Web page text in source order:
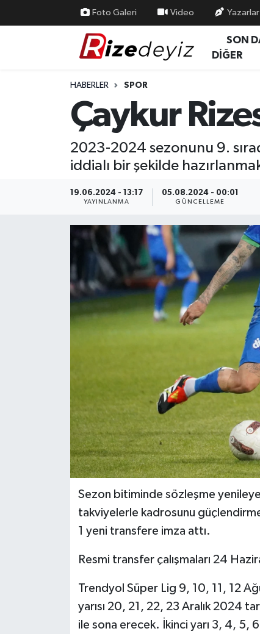
Foto Galeri Video Yazarlar
SON
DİĞER
HABERLER SPOR
Çaykur
2023-2024 sezonunu 9.
iddialı bir şekilde
19.06.2024 - 13:17
YAYINLANMA
05.08.2024 - 00:01
GÜNCELLEME
Sezon bitiminde sözleşme
takviyelerle kadrosunu
1 yeni transfere imza attı.
Resmi transfer çalışmaları 24
Trendyol Süper Lig 9, 10, 11, 12
yarısı 20, 21, 22, 23 Aralık 2024
ile sona erecek. İkinci yarı 3, 4, 5,
Yurttan Haberler
Teknoloji
Rize Nöbetçi Eczaneler
Rize Trafik Yoğunluk Haritası
Tüm Manşetler
Son Dakika Haberleri
Haber Arşivi